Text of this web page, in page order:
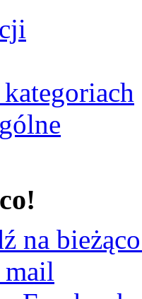
kategoriach
na